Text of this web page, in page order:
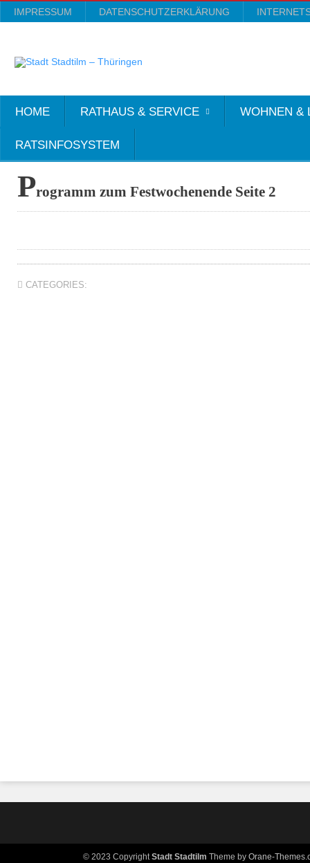
IMPRESSUM DATENSCHUTZERKLÄRUNG
HOME RATHAUS & SERVICE WOHNEN &
RATSINFOSYSTEM
Programm zum Festwochenende Seite 2
CATEGORIES:
© 2023 CopyrightStadt Stadtilm Theme by Orane-